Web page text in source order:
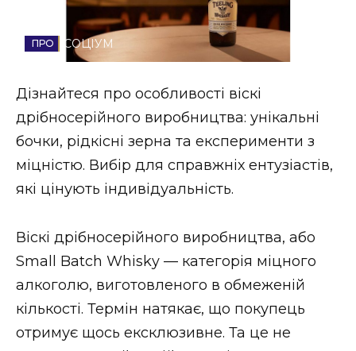
Спорт
Стиль життя
Втрачений Ужгород (відеоверсія)
ЗАКАРПАТСЬКІ НОВИНИ
НОВИНИ ЗАХІДНОЇ УКРАЇНИ
ФОТО
СОЦІУМ
Дізнайтеся про особливості віскі
дрібносерійного виробництва: унікальні
бочки, рідкісні зерна та експерименти з
міцністю. Вибір для справжніх ентузіастів,
які цінують індивідуальність.
Віскі дрібносерійного виробництва, або
Small Batch Whisky — категорія міцного
алкоголю, виготовленого в обмеженій
кількості. Термін натякає, що покупець
отримує щось ексклюзивне. Та це не